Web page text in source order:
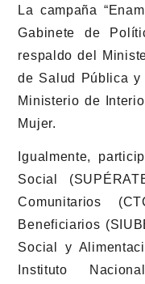
La campaña
Gabinete de
respaldo del
de Salud Pública y
Ministerio de
Mujer.
Igualmente,
Social
Comunitarios
Beneficiarios
Social y
Instituto